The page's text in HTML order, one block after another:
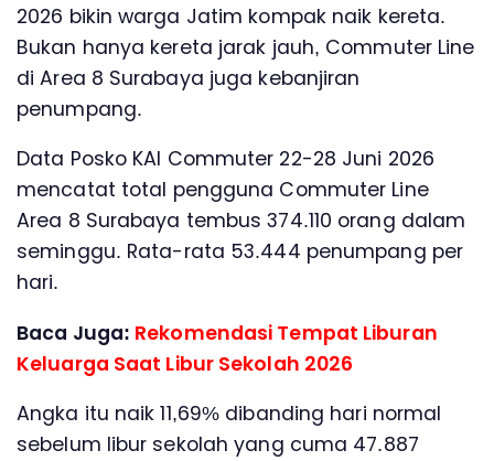
2026 bikin warga Jatim kompak naik kereta.
Bukan hanya kereta jarak jauh, Commuter Line
di Area 8 Surabaya juga kebanjiran
penumpang.
Data Posko KAI Commuter 22-28 Juni 2026
mencatat total pengguna Commuter Line
Area 8 Surabaya tembus 374.110 orang dalam
seminggu. Rata-rata 53.444 penumpang per
hari.
Baca Juga: Rekomendasi Tempat Liburan
Keluarga Saat Libur Sekolah 2026
Angka itu naik 11,69% dibanding hari normal
sebelum libur sekolah yang cuma 47.887